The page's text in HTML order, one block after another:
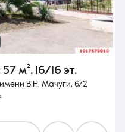
57 м², 16/16 эт.
В.Н. Мачуги, 6/2